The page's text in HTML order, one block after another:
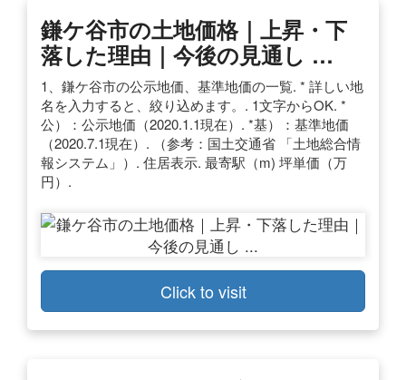
鎌ケ谷市の土地価格｜上昇・下
落した理由｜今後の見通し …
1、鎌ケ谷市の公示地価、基準地価の一覧. * 詳しい地
名を入力すると、絞り込めます。. 1文字からOK. *
公）：公示地価（2020.1.1現在）. *基）：基準地価
（2020.7.1現在）. （参考：国土交通省 「土地総合情
報システム」）. 住居表示. 最寄駅（m) 坪単価（万
円）.
Click to visit